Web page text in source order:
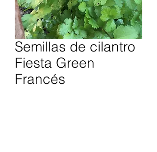
Semillas de cilantro
Fiesta Green
Francés